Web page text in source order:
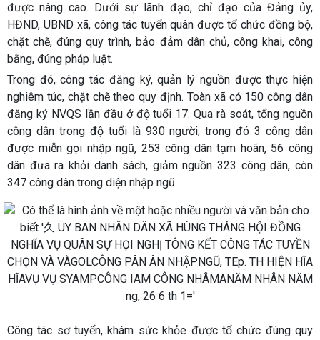
được nâng cao. Dưới sự lãnh đạo, chỉ đạo của Đảng ủy,
HĐND, UBND xã, công tác tuyển quân được tổ chức đồng bộ,
chặt chẽ, đúng quy trình, bảo đảm dân chủ, công khai, công
bằng, đúng pháp luật.
Trong đó, công tác đăng ký, quản lý nguồn được thực hiện
nghiêm túc, chặt chẽ theo quy định. Toàn xã có 150 công dân
đăng ký NVQS lần đầu ở độ tuổi 17. Qua rà soát, tổng nguồn
công dân trong độ tuổi là 930 người; trong đó 3 công dân
được miễn gọi nhập ngũ, 253 công dân tạm hoãn, 56 công
dân đưa ra khỏi danh sách, giảm nguồn 323 công dân, còn
347 công dân trong diện nhập ngũ.
Công tác sơ tuyển, khám sức khỏe được tổ chức đúng quy